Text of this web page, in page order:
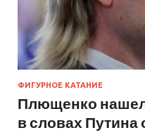
ФИГУРНОЕ КАТАНИЕ
Плющенко
в словах Путина